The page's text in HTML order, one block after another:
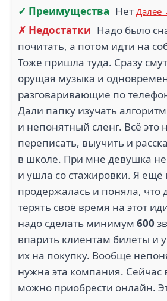
✓ Преимущества Нет Далее
✗ Недостатки Надо было
почитать, а потом идти на
Тоже пришла туда. Сразу
орущая музыка и
разговаривающие по
Дали папку изучать
и непонятный сленг. Всё это
переписать, выучить и
в школе. При мне девушка
и ушла со стажировки. Я ещё
продержалась и поняла, что
терять своё время на этот
надо сделать минимум 600
впарить клиентам билеты и
их на покупку. Вообще
нужна эта компания. Сейчас
можно приобрести онлайн.